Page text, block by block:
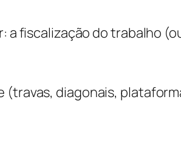
a fiscalização do trabalho
(travas, diagonais,